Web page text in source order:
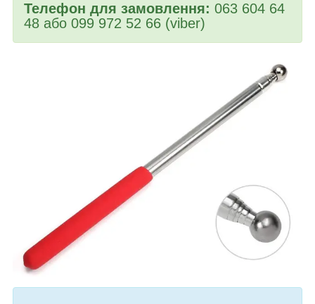
Телефон для замовлення: 063 604 64
48 або 099 972 52 66 (viber)